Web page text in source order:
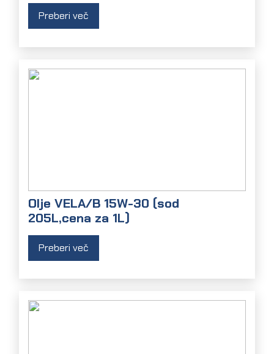
Preberi več
Olje VELA/B 15W-30 (sod
205L,cena za 1L)
Preberi več